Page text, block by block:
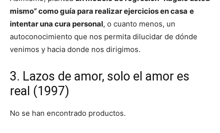
mismo” como guía para realizar ejercicios en casa e
intentar una cura personal, o cuanto menos, un
autoconocimiento que nos permita dilucidar de dónde
venimos y hacia donde nos dirigimos.
3. Lazos de amor, solo el amor es
real (1997)
No se han encontrado productos.